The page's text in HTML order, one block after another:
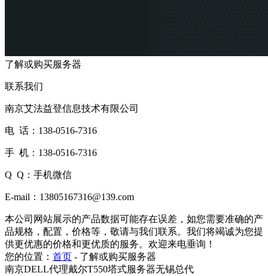
了解或购买服务器
联系我们
南京艾法益登信息技术有限公司
电 话：138-0516-7316
手 机：138-0516-7316
Q Q：手机微信
E-mail：13805167316@139.com
本公司网站展示的产品数据可能存在误差，如您需要准确的产
品规格，配置，价格等，敬请与我们联系。我们将竭诚为您提
供更优惠的价格和更优质的服务。欢迎来电垂询！
您的位置： 首页 - 了解或购买服务器
南京DELL代理戴尔T550塔式服务器无锡总代